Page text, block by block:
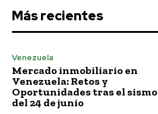
Más recientes
Venezuela
Mercado inmobiliario en
Venezuela: Retos y
Oportunidades tras el sismo
del 24 de junio